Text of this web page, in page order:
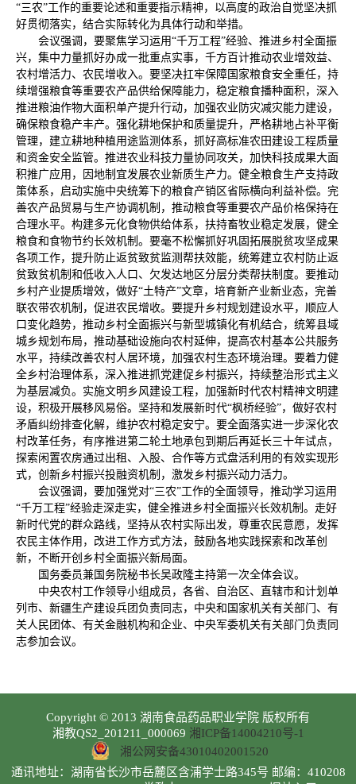
“三农”工作的重要论述和重要指示精神，以高度的政治自觉坚决抓
好贯彻落实，结合实际转化为具体行动和举措。
会议强调，要聚焦学习运用“千万工程”经验、推进乡村全面振
兴，集中力量抓好办成一批重点实事，千方百计推动农业增效益、
农村增活力、农民增收入。要坚决扛牢保障国家粮食安全重任，持
续增强粮食等重要农产品供给保障能力，稳定粮食播种面积，深入
推进粮油作物大面积单产提升行动，加强农业防灾减灾能力建设，
确保粮食稳产丰产。强化耕地保护和质量提升，严格耕地占补平衡
管理，建立耕地种植用途监测体系，抓好高标准农田建设工程质量
和资金安全监管。推进农业科技力量协同攻关，加快科技成果大面
积推广应用，因地制宜发展农业新质生产力。健全粮食生产支持政
策体系，启动实施中央统筹下的粮食产销区省际横向利益补偿。完
善农产品贸易与生产协调机制，推动粮食等重要农产品价格保持在
合理水平。构建多元化食物供给体系，扶持畜牧业稳定发展，健全
粮食和食物节约长效机制。要毫不松懈抓好巩固拓展脱贫攻坚成果
各项工作，提升防止返贫致贫监测帮扶效能，统筹建立农村防止返
贫致贫机制和低收入人口、欠发达地区分层分类帮扶制度。要推动
乡村产业提质增效，做好“土特产”文章，培育新产业新业态，完善
联农带农机制，促进农民增收。要提升乡村规划建设水平，顺应人
口变化趋势，推动乡村全面振兴与新型城镇化有机结合，统筹县域
城乡规划布局，推动基础设施向农村延伸，提高农村基本公共服务
水平，持续改善农村人居环境，加强农村生态环境治理。要着力健
全乡村治理体系，深入推进抓党建促乡村振兴，持续整治形式主义
为基层减负。实施文明乡风建设工程，加强新时代农村精神文明建
设，积极开展移风易俗。坚持和发展新时代“枫桥经验”，做好农村
矛盾纠纷排查化解，维护农村稳定安宁。要全面落实进一步深化农
村改革任务，有序推进第二轮土地承包到期后再延长三十年试点，
探索闲置农房通过出租、入股、合作等方式盘活利用的有效实现形
式，创新乡村振兴投融资机制，激发乡村振兴动力活力。
会议强调，要加强党对“三农”工作的全面领导，推动学习运用
“千万工程”经验走深走实，健全推进乡村全面振兴长效机制。走好
新时代党的群众路线，坚持从农村实际出发，尊重农民意愿，发挥
农民主体作用，改进工作方式方法，鼓励各地实践探索和改革创
新，不断开创乡村全面振兴新局面。
国务委员兼国务院秘书长吴政隆主持第一次全体会议。
中央农村工作领导小组成员，各省、自治区、直辖市和计划单
列市、新疆生产建设兵团负责同志，中央和国家机关有关部门、有
关人民团体、有关金融机构和企业、中央军委机关有关部门负责同
志参加会议。
Copyright © 2013 湖南食品药品职业学院 版权所有
湘教QS2_201211_000069 湘ICP备14004210号-1
湘公网安备43010402001520
通讯地址：湖南省长沙市岳麓区含浦学士路345号 邮编：410208